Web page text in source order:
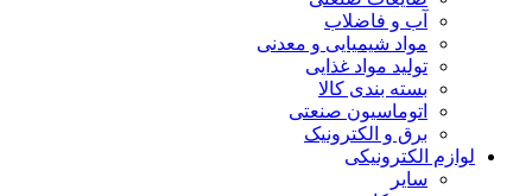
آب و فاضلاب
مواد شیمیایی و معدنی
تولید مواد غذایی
بسته بندی کالا
اتوماسیون صنعتی
برق و الکترونیک
لوازم الکترونیکی
سایر